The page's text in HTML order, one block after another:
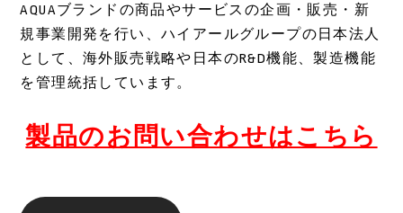
AQUAブランドの商品やサービスの企画・販売・新
規事業開発を行い、ハイアールグループの日本法人
として、海外販売戦略や日本のR&D機能、製造機能
を管理統括しています。
製品のお問い合わせはこちら